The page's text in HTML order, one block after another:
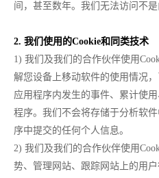
间，甚至数年。我们无法访问不是
2. 我们使用的Cookie和同类技术
1) 我们及我们的合作伙伴使用
解您设备上移动软件的使用情况
应用程序内发生的事件、累计使
程序。我们不会将存储于分析软
序中提交的任何个人信息。
2) 我们及我们的合作伙伴使用
势、管理网站、跟踪网站上的用